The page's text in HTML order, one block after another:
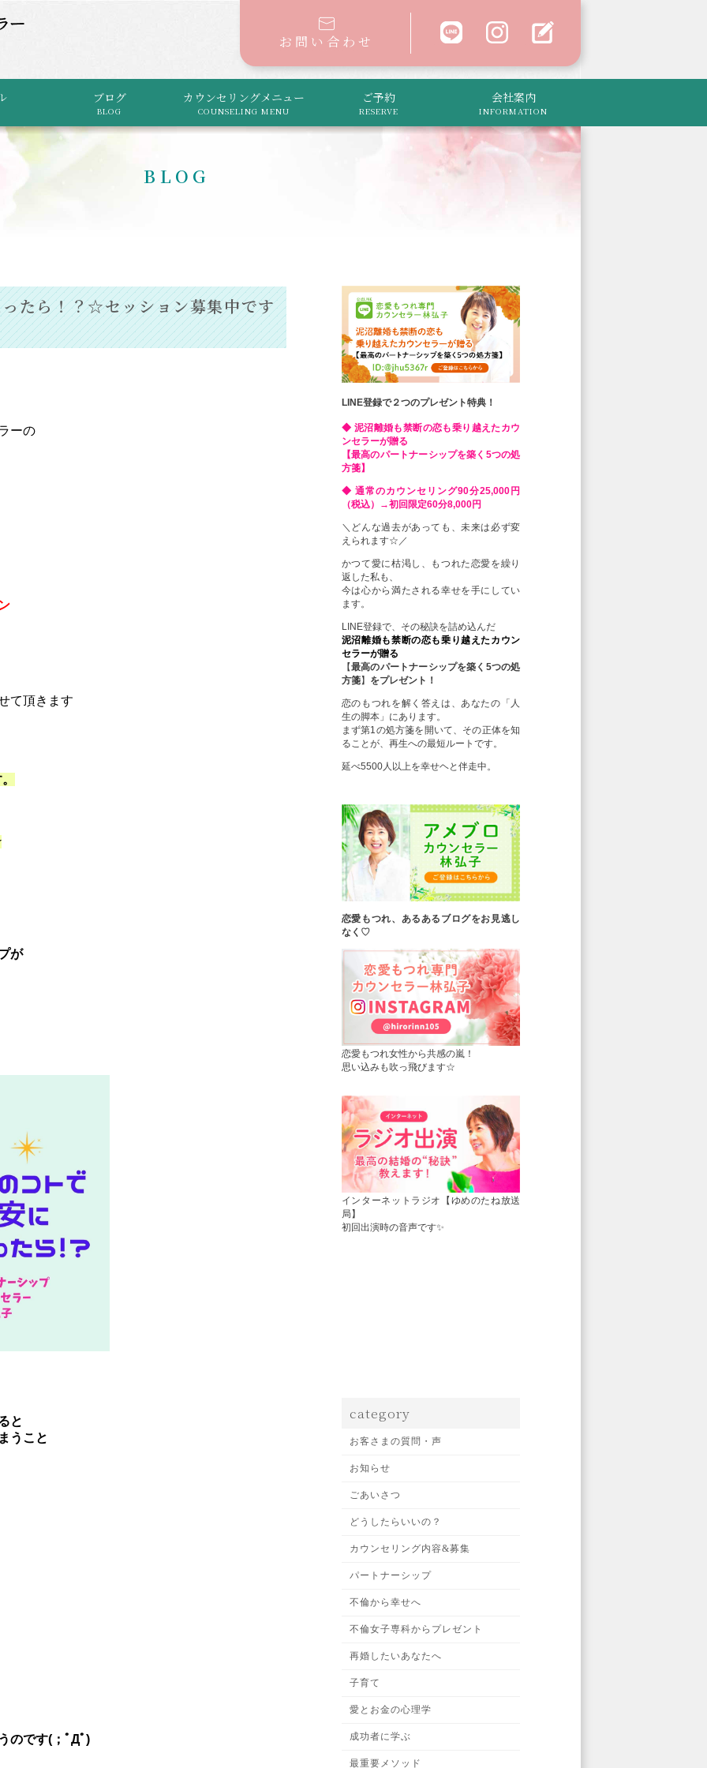
お問い合わせ
ブログ
BLOG
カウンセリングメニュー
COUNSELING MENU
ご予約
RESERVE
会社案内
INFORMATION
BLOG
たら！？☆セッション募集中です
ーの
て頂きます
が
と
うこと
のです(；ﾟДﾟ)
LINE登録で２つのプレゼント特典！
◆ 泥沼離婚も禁断の恋も乗り越えたカウ
ンセラーが贈る
【最高のパートナーシップを築く5つの処
方箋】
◆ 通常のカウンセリング90分25,000円
（税込）→初回限定60分8,000円
＼どんな過去があっても、未来は必ず変
えられます☆／
かつて愛に枯渇し、もつれた恋愛を繰り
返した私も、
今は心から満たされる幸せを手にしてい
ます。
LINE登録で、その秘訣を詰め込んだ
泥沼離婚も禁断の恋も乗り越えたカウン
セラーが贈る
【最高のパートナーシップを築く5つの処
方箋】 をプレゼント！
恋のもつれを解く答えは、あなたの「人
生の脚本」にあります。
まず第1の処方箋を開いて、その正体を知
ることが、再生への最短ルートです。
延べ5500人以上を幸せヘと伴走中。
恋愛もつれ、あるあるブログをお見逃し
なく♡
恋愛もつれ女性から共感の嵐！
思い込みも吹っ飛びます☆
インターネットラジオ【ゆめのたね放送
局】
初回出演時の音声です✨
category
お客さまの質問・声
お知らせ
ごあいさつ
どうしたらいいの？
カウンセリング内容&募集
パートナーシップ
不倫から幸せへ
不倫女子専科からプレゼント
再婚したいあなたへ
子育て
愛とお金の心理学
成功者に学ぶ
最重要メソッド